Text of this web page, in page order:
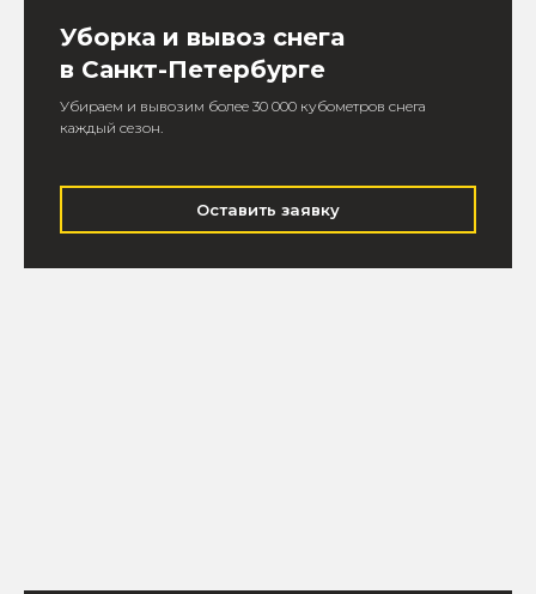
Уборка и вывоз снега
в Санкт-Петербурге
Убираем и вывозим более 30 000 кубометров снега
каждый сезон.
Оставить заявку